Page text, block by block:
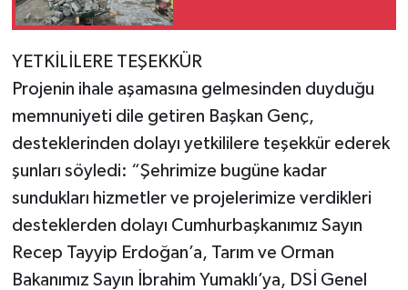
YETKİLİLERE TEŞEKKÜR
Projenin ihale aşamasına gelmesinden duyduğu
memnuniyeti dile getiren Başkan Genç,
desteklerinden dolayı yetkililere teşekkür ederek
şunları söyledi: “Şehrimize bugüne kadar
sundukları hizmetler ve projelerimize verdikleri
desteklerden dolayı Cumhurbaşkanımız Sayın
Recep Tayyip Erdoğan’a, Tarım ve Orman
Bakanımız Sayın İbrahim Yumaklı’ya, DSİ Genel